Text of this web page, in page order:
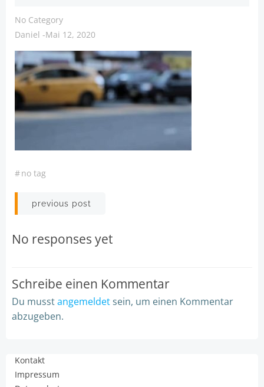
No Category
Daniel -Mai 12, 2020
#no tag
Post
navigation
previous post
No responses yet
Schreibe einen Kommentar
Du musstangemeldetsein, um einen Kommentar
abzugeben.
Kontakt
Impressum